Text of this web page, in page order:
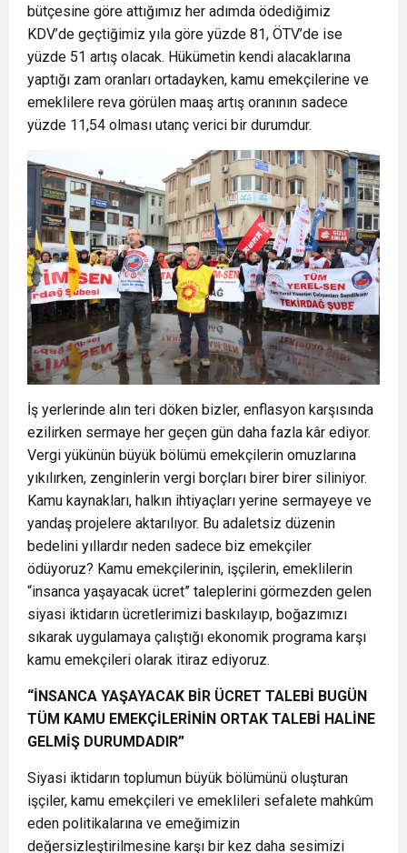
bütçesine göre attığımız her adımda ödediğimiz
KDV’de geçtiğimiz yıla göre yüzde 81, ÖTV’de ise
yüzde 51 artış olacak. Hükümetin kendi alacaklarına
yaptığı zam oranları ortadayken, kamu emekçilerine ve
emeklilere reva görülen maaş artış oranının sadece
yüzde 11,54 olması utanç verici bir durumdur.
İş yerlerinde alın teri döken bizler, enflasyon karşısında
ezilirken sermaye her geçen gün daha fazla kâr ediyor.
Vergi yükünün büyük bölümü emekçilerin omuzlarına
yıkılırken, zenginlerin vergi borçları birer birer siliniyor.
Kamu kaynakları, halkın ihtiyaçları yerine sermayeye ve
yandaş projelere aktarılıyor. Bu adaletsiz düzenin
bedelini yıllardır neden sadece biz emekçiler
ödüyoruz? Kamu emekçilerinin, işçilerin, emeklilerin
“insanca yaşayacak ücret” taleplerini görmezden gelen
siyasi iktidarın ücretlerimizi baskılayıp, boğazımızı
sıkarak uygulamaya çalıştığı ekonomik programa karşı
kamu emekçileri olarak itiraz ediyoruz.
“İNSANCA YAŞAYACAK BİR ÜCRET TALEBİ BUGÜN
TÜM KAMU EMEKÇİLERİNİN ORTAK TALEBİ HALİNE
GELMİŞ DURUMDADIR”
Siyasi iktidarın toplumun büyük bölümünü oluşturan
işçiler, kamu emekçileri ve emeklileri sefalete mahkûm
eden politikalarına ve emeğimizin
değersizleştirilmesine karşı bir kez daha sesimizi